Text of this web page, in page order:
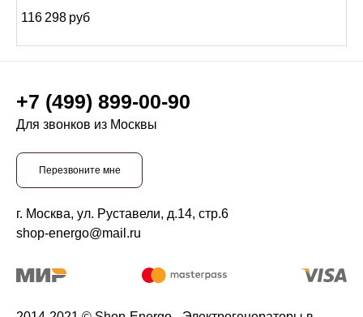
116 298 руб
+7 (499) 899-00-90
Для звонков из Москвы
Перезвоните мне
г. Москва, ул. Руставели, д.14, стр.6
shop-energo@mail.ru